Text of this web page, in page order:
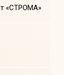
«СТРОМА»